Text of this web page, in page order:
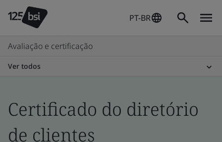
PT-BR
Avaliação e certificação
Ver todos
Certificado do diretório
de clientes